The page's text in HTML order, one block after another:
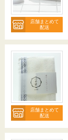
店舗まとめて
配送
店舗まとめて
配送